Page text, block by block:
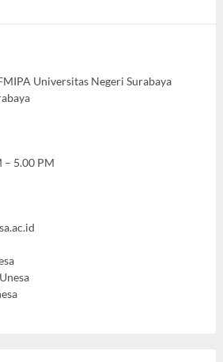
Universitas Negeri Surabaya
– 5.00 PM